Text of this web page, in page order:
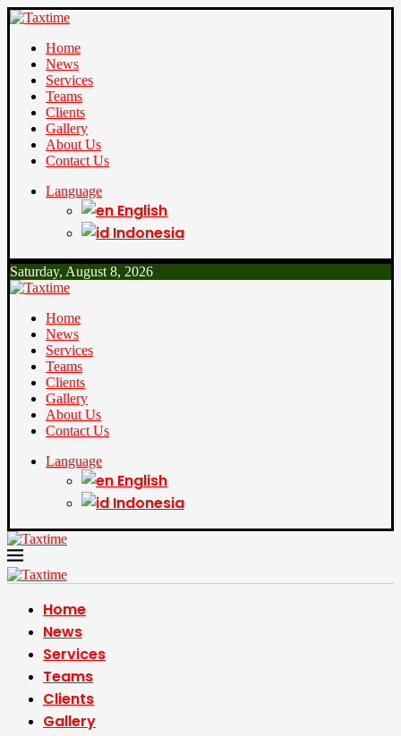
Home
News
Services
Teams
Clients
Gallery
About Us
Contact Us
Language
English
Indonesia
Saturday, August 8, 2026
Home
News
Services
Teams
Clients
Gallery
About Us
Contact Us
Language
English
Indonesia
Home
News
Services
Teams
Clients
Gallery